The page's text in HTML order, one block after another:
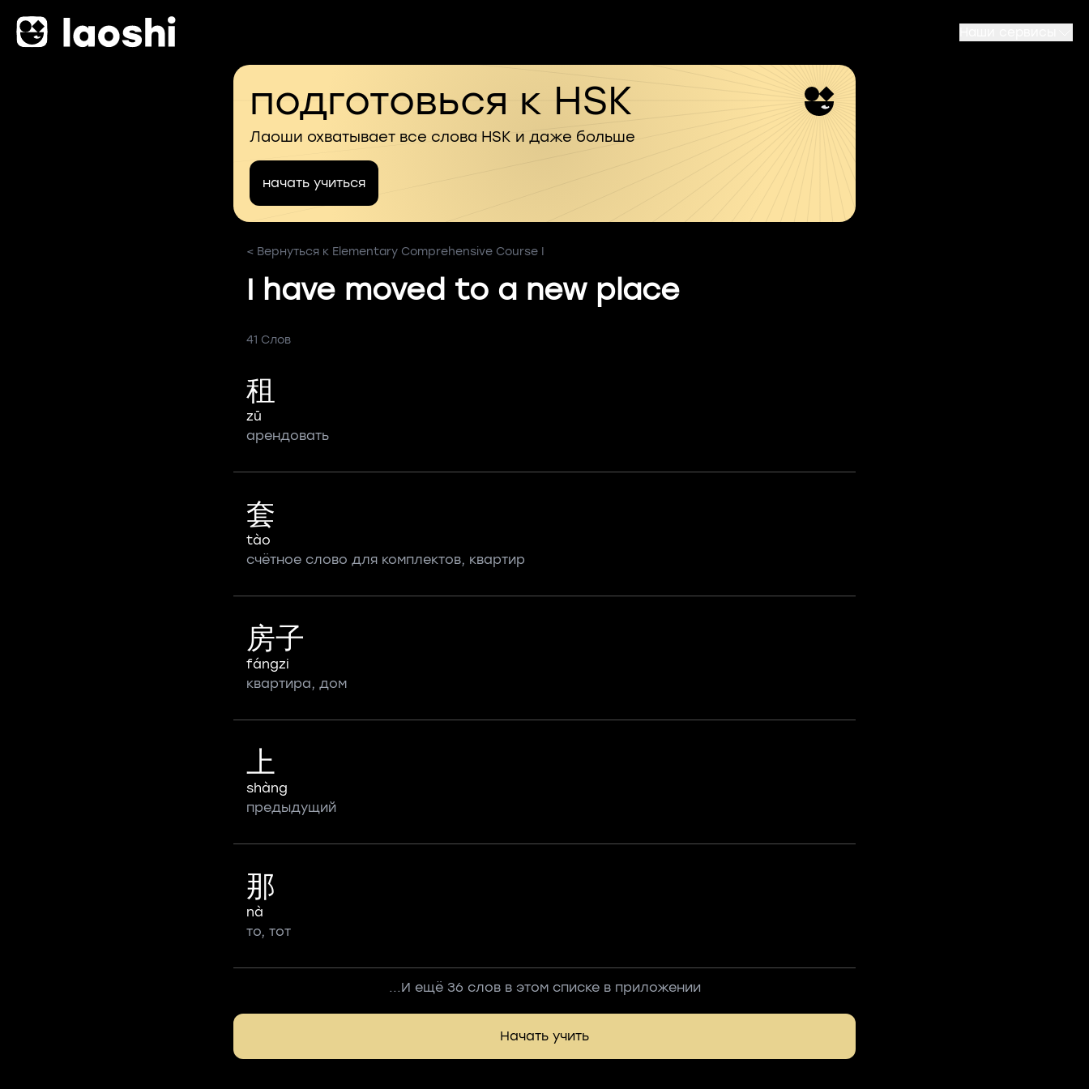
подготовься к HSK
Лаоши охватывает все слова HSK и даже больше
начать учиться
< Вернуться к Elementary Comprehensive Course I
I have moved to a new place
41 Слов
租
zū
арендовать
套
tào
счётное слово для комплектов, квартир
房子
fángzi
квартира, дом
上
shàng
предыдущий
那
nà
то, тот
...И ещё 36 слов в этом списке в приложении
Начать учить